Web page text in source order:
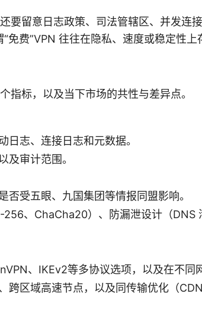
要留意日志政策、司法管辖区、并发连
免费”VPN 往往在隐私、速度或稳定性上
指标，以及当下市场的共性与差异点。
日志、连接日志和元数据。
及审计范围。
否受五眼、九国集团等情报同盟影响。
256、ChaCha20）、防漏泄设计（DNS
、IKEv2等多协议选项，以及在不同
跨区域高速节点，以及同传输优化（